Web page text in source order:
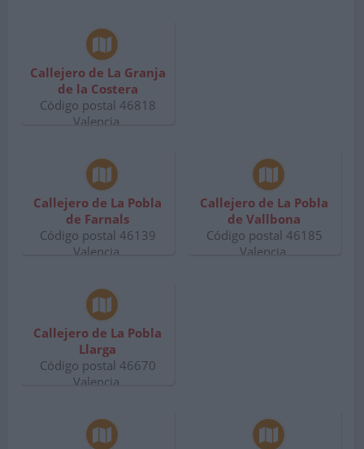
Callejero de La Granja
de la Costera
Código postal 46818
Valencia.
Callejero de La Pobla
de Farnals
Código postal 46139
Valencia.
Callejero de La Pobla
de Vallbona
Código postal 46185
Valencia.
Callejero de La Pobla
Llarga
Código postal 46670
Valencia.